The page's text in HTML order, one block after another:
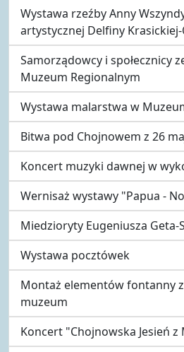
Wystawa rzeźby Anny
artystycznej Delfiny Krasickiej-
Samorządowcy i społecznicy
Muzeum Regionalnym
Wystawa malarstwa w
Bitwa pod Chojnowem z 26
Koncert muzyki dawnej w
Wernisaż wystawy "Papua -
Miedzioryty Eugeniusza Geta-
Wystawa pocztówek
Montaż elementów fontanny
muzeum
Koncert "Chojnowska Jesień